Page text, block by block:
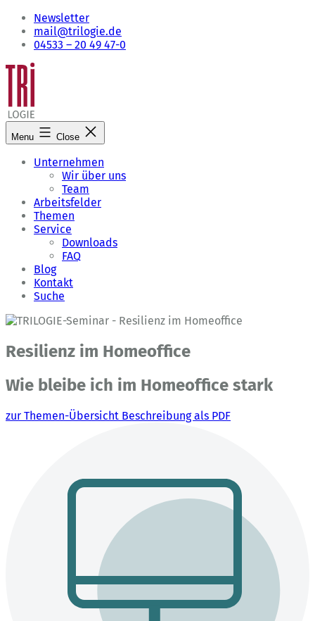
Skip
content
Newsletter
mail@trilogie.de
04533 – 20 49 47-0
Menu Close
Unternehmen
Wir über uns
Team
Arbeitsfelder
Themen
Service
Downloads
FAQ
Blog
Kontakt
Suche
Resilienz im Homeoffice
Wie bleibe ich im Homeoffice stark
zur Themen-Übersicht Beschreibung als PDF